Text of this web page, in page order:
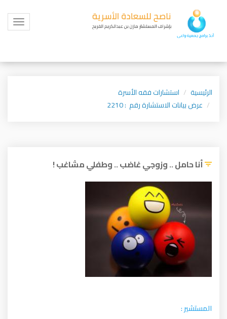
Toggle
الرئيسية
استشارات فقه الأسرة
عرض بيانات الاستشارة رقم : 2210
أنا حامل .. وزوجي غاضب .. وطفلي مشاغب !
المستشير :